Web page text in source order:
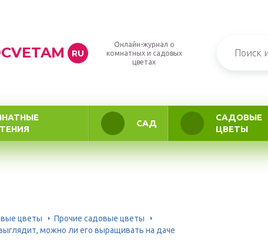
RU
Онлайн-журнал о
комнатных и садовых
цветах
САД
САДОВЫЕ
ЦВЕТЫ
цветы
Прочие садовые цветы
можно ли его выращивать на даче